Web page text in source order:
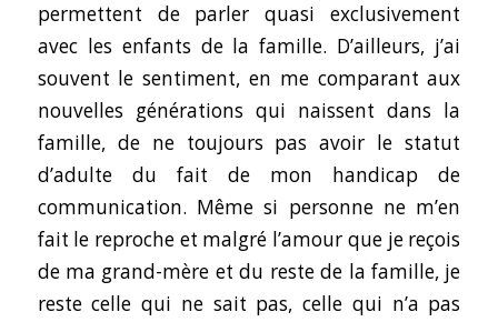
permettent de parler quasi exclusivement
avec les enfants de la famille. D’ailleurs, j’ai
souvent le sentiment, en me comparant aux
nouvelles générations qui naissent dans la
famille, de ne toujours pas avoir le statut
d’adulte du fait de mon handicap de
communication. Même si personne ne m’en
fait le reproche et malgré l’amour que je reçois
de ma grand-mère et du reste de la famille, je
reste celle qui ne sait pas, celle qui n’a pas